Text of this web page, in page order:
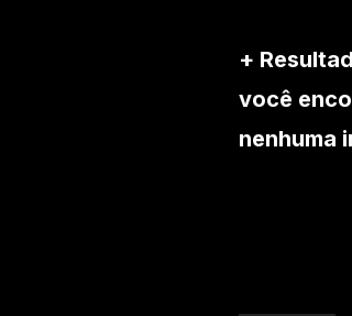
+
você
nenhuma